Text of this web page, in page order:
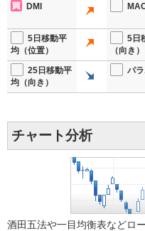
DMI
5日移動平
均（位置）
5日
（向き）
25日移動平
均（向き）
パ
チャート分析
酒田五法や一目均衡表などロ